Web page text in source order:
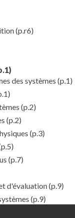
(p.r6)
des systèmes (p.1)
(p.2)
(p.2)
(p.3)
(p.7)
d'évaluation(p.9)
(p.9)